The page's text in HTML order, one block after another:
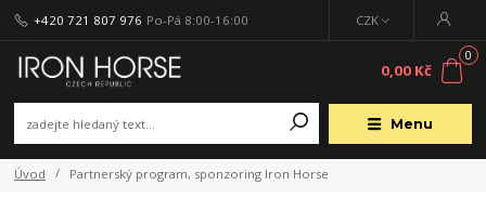
Menu
CZK
+420 721 807 976 Po-Pá 8:00-16:00
0
0,00 Kč
Úvod Partnerský program, sponzoring Iron Horse